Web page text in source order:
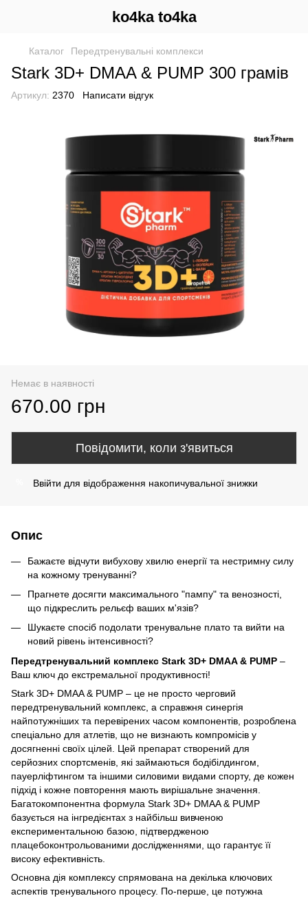
ko4ka to4ka
Каталог Передтренувальні комплекси
Stark 3D+ DMAA & PUMP 300 грамів
Артикул: 2370 Написати відгук
Немає в наявності
670.00 грн
Повідомити, коли з'явиться
Ввійти для відображення накопичувальної знижки
Опис
Бажаєте відчути вибухову хвилю енергії та нестримну силу
на кожному тренуванні?
Прагнете досягти максимального "пампу" та венозності,
що підкреслить рельєф ваших м'язів?
Шукаєте спосіб подолати тренувальне плато та вийти на
новий рівень інтенсивності?
Передтренувальний комплекс Stark 3D+ DMAA & PUMP –
Ваш ключ до екстремальної продуктивності!
Stark 3D+ DMAA & PUMP – це не просто черговий
передтренувальний комплекс, а справжня синергія
найпотужніших та перевірених часом компонентів, розроблена
спеціально для атлетів, що не визнають компромісів у
досягненні своїх цілей. Цей препарат створений для
серйозних спортсменів, які займаються бодібілдингом,
пауерліфтингом та іншими силовими видами спорту, де кожен
підхід і кожне повторення мають вирішальне значення.
Багатокомпонентна формула Stark 3D+ DMAA & PUMP
базується на інгредієнтах з найбільш вивченою
експериментальною базою, підтвердженою
плацебоконтрольованими дослідженнями, що гарантує її
високу ефективність.
Основна дія комплексу спрямована на декілька ключових
аспектів тренувального процесу. По-перше, це потужна